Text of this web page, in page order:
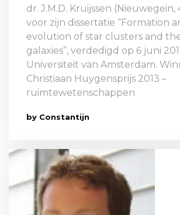
dr. J.M.D. Kruijssen (Nieuwegein,
voor zijn dissertatie “Formation
evolution of star clusters and
galaxies”, verdedigd op 6 juni
Universiteit van Amsterdam.
Christiaan Huygensprijs 2013 –
ruimtewetenschappen
by Constantijn